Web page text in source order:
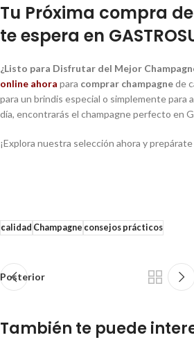
Tu Próxima compra
te espera en
¿Listo para Disfrutar del Mejor
online ahora para comprar champagnede
para un brindis especial o simplemente para
día, encontrarás el champagne perfecto en
¡Explora nuestra selección ahora y
calidad Champagne consejos prácticos
Posterior
También te puede